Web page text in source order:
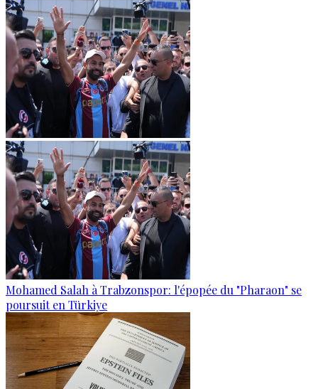
Mohamed Salah à Trabzonspor: l'épopée du "Pharaon" se
poursuit en Türkiye